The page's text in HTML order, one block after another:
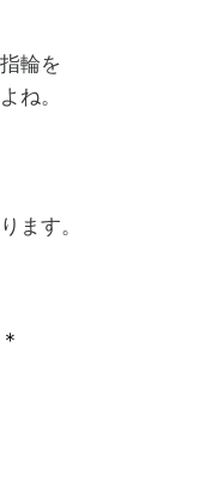
輪を
ね。
ます。